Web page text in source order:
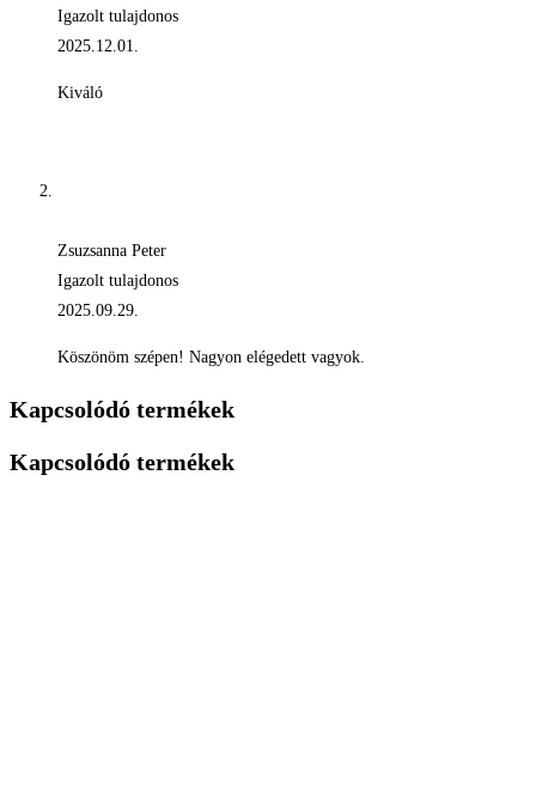
Igazolt tulajdonos
2025.12.01.
Kiváló
Zsuzsanna Peter
Igazolt tulajdonos
2025.09.29.
Köszönöm szépen! Nagyon elégedett vagyok.
Kapcsolódó termékek
Kapcsolódó termékek